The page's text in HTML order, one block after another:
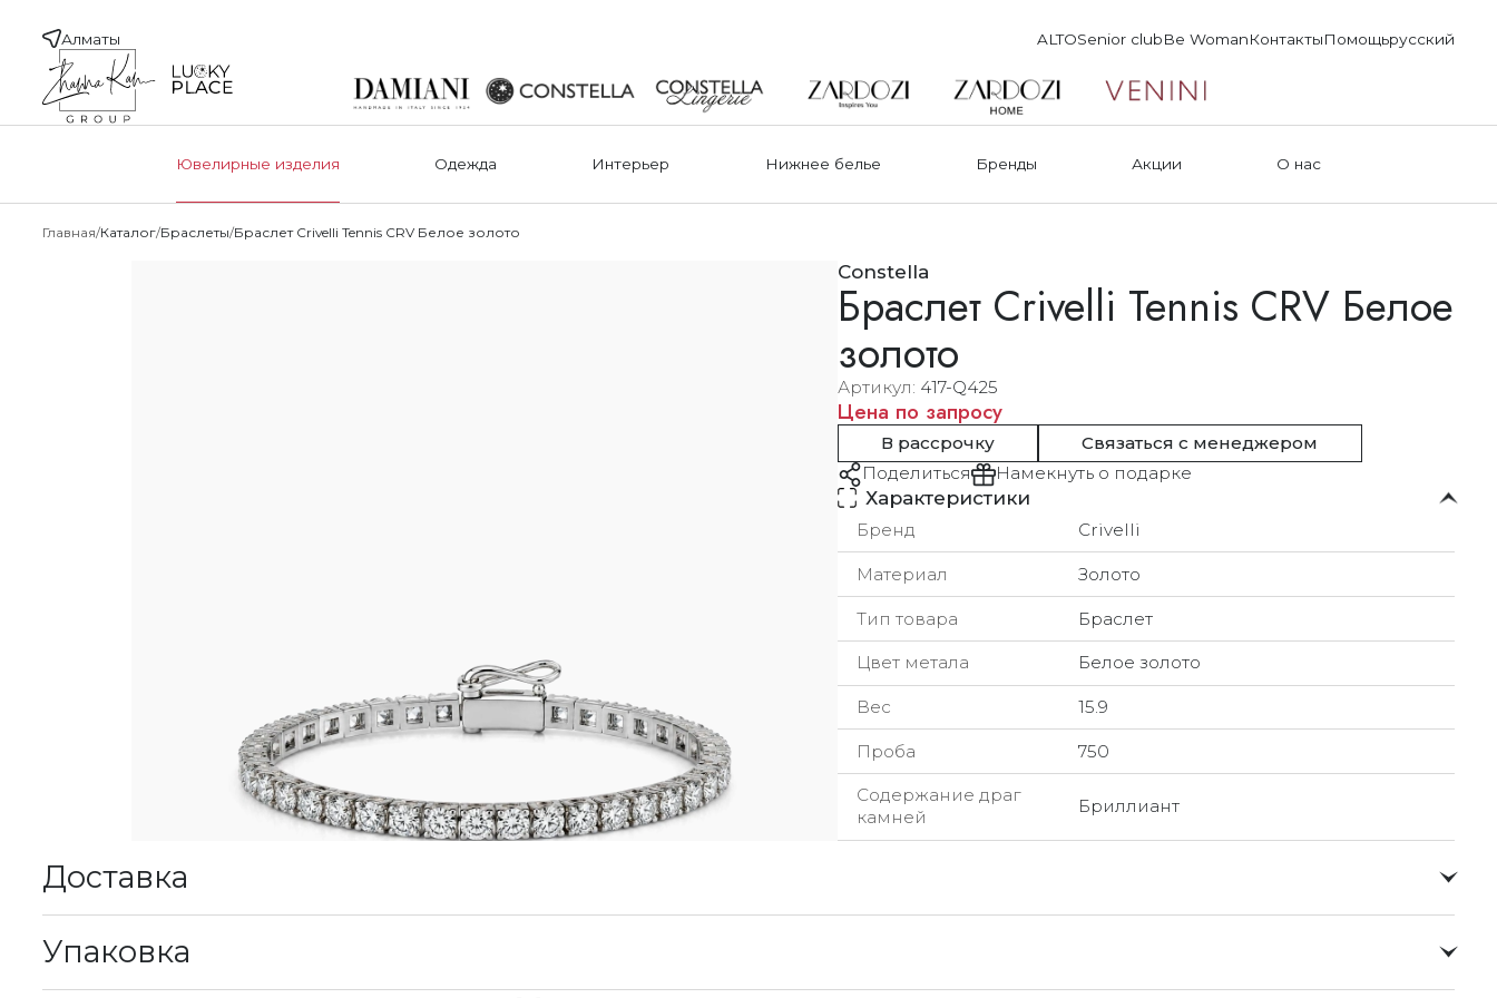
Алматы ALTOSenior clubBe WomanКонтактыПомощьрусский
Ювелирные изделия Одежда Интерьер Нижнее белье Бренды Акции О нас
Главная Каталог Браслеты Браслет Crivelli Tennis CRV Белое золото
Constella
Браслет Crivelli Tennis CRV Белое
золото
Артикул 417-Q425
Цена по запросу
В рассрочку
Связаться с менеджером
Поделиться
Намекнуть о подарке
Характеристики
Бренд Crivelli
Материал Золото
Тип товара Браслет
Цвет метала Белое золото
Вес 15.9
Проба 750
Содержание драг
камней
Бриллиант
Доставка
Упаковка